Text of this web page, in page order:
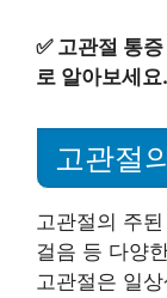
✅ 고관절 통
로 알아보세요.
고관절
고관절의 주
걸음 등 다양
고관절은 일